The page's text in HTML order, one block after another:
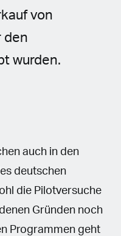
von
den
wurden.
auch in den
deutschen
die Pilotversuche
Gründen noch
Programmen geht